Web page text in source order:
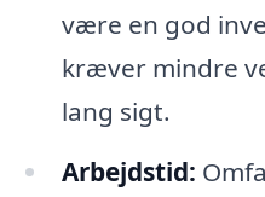
være en god
kræver mindre
lang sigt.
Arbejdstid: